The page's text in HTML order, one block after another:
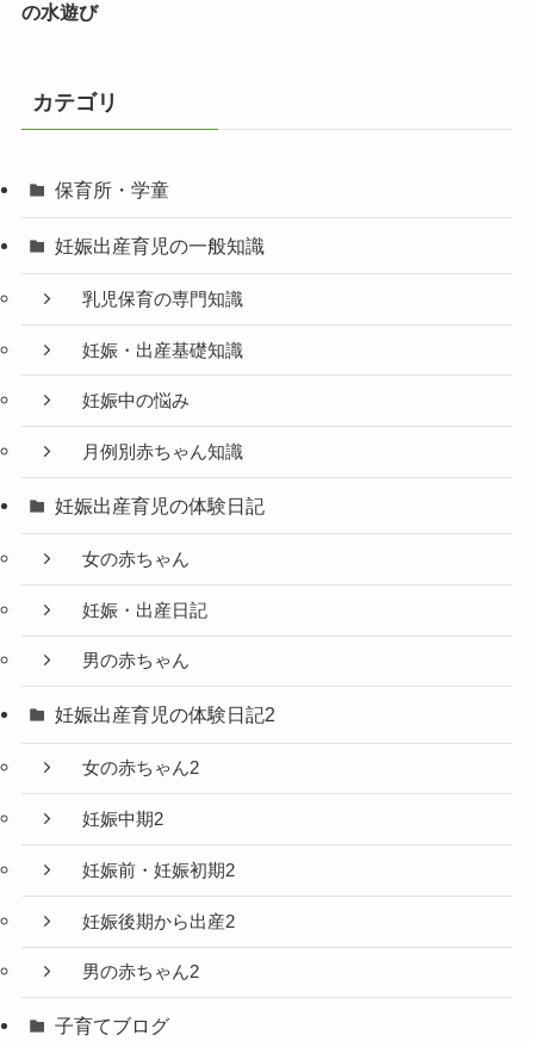
の水遊び
カテゴリ
保育所・学童
妊娠出産育児の一般知識
乳児保育の専門知識
妊娠・出産基礎知識
妊娠中の悩み
月例別赤ちゃん知識
妊娠出産育児の体験日記
女の赤ちゃん
妊娠・出産日記
男の赤ちゃん
妊娠出産育児の体験日記2
女の赤ちゃん2
妊娠中期2
妊娠前・妊娠初期2
妊娠後期から出産2
男の赤ちゃん2
子育てブログ